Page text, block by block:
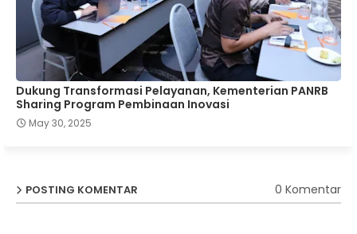
Dukung Transformasi Pelayanan, Kementerian PANRB
Sharing Program Pembinaan Inovasi
May 30, 2025
POSTING KOMENTAR 0 Komentar